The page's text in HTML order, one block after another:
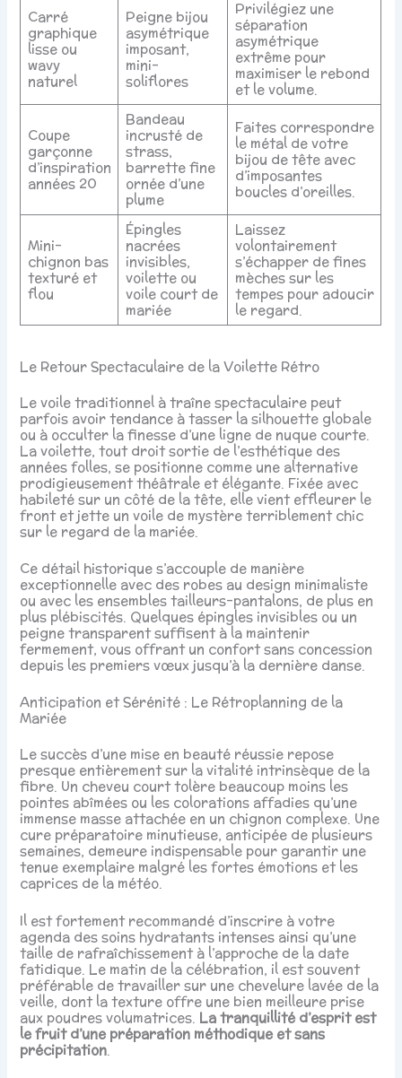
Carré
graphique
lisse ou
wavy
naturel
Peigne bijou
asymétrique
imposant,
mini-
soliflores
Privilégiez une
séparation
asymétrique
extrême pour
maximiser le rebond
et le volume.
Coupe
garçonne
d’inspiration
années 20
Bandeau
incrusté de
strass,
barrette fine
ornée d’une
plume
Faites correspondre
le métal de votre
bijou de tête avec
d’imposantes
boucles d’oreilles.
Mini-
chignon bas
texturé et
flou
Épingles
nacrées
invisibles,
voilette ou
voile court de
mariée
Laissez
volontairement
s’échapper de fines
mèches sur les
tempes pour adoucir
le regard.
Le Retour Spectaculaire de la Voilette Rétro
Le voile traditionnel à traîne spectaculaire peut
parfois avoir tendance à tasser la silhouette globale
ou à occulter la finesse d’une ligne de nuque courte.
La voilette, tout droit sortie de l’esthétique des
années folles, se positionne comme une alternative
prodigieusement théâtrale et élégante. Fixée avec
habileté sur un côté de la tête, elle vient effleurer le
front et jette un voile de mystère terriblement chic
sur le regard de la mariée.
Ce détail historique s’accouple de manière
exceptionnelle avec des robes au design minimaliste
ou avec les ensembles tailleurs-pantalons, de plus en
plus plébiscités. Quelques épingles invisibles ou un
peigne transparent suffisent à la maintenir
fermement, vous offrant un confort sans concession
depuis les premiers vœux jusqu’à la dernière danse.
Anticipation et Sérénité : Le Rétroplanning de la
Mariée
Le succès d’une mise en beauté réussie repose
presque entièrement sur la vitalité intrinsèque de la
fibre. Un cheveu court tolère beaucoup moins les
pointes abîmées ou les colorations affadies qu’une
immense masse attachée en un chignon complexe. Une
cure préparatoire minutieuse, anticipée de plusieurs
semaines, demeure indispensable pour garantir une
tenue exemplaire malgré les fortes émotions et les
caprices de la météo.
Il est fortement recommandé d’inscrire à votre
agenda des soins hydratants intenses ainsi qu’une
taille de rafraîchissement à l’approche de la date
fatidique. Le matin de la célébration, il est souvent
préférable de travailler sur une chevelure lavée de la
veille, dont la texture offre une bien meilleure prise
aux poudres volumatrices. La tranquillité d’esprit est
le fruit d’une préparation méthodique et sans
précipitation.